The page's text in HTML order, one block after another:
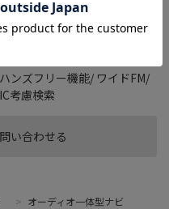
い合わせる
ンズフリー機能/ ワイドFM/
考慮検索
> オーディオ一体型ナビ